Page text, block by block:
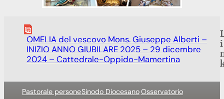
OMELIA del vescovo Mons. Giuseppe Alberti –
INIZIO ANNO GIUBILARE 2025 – 29 dicembre
2024 – Cattedrale-Oppido-Mamertina
i
Pastorale personeSinodo DiocesanoOsservatorio